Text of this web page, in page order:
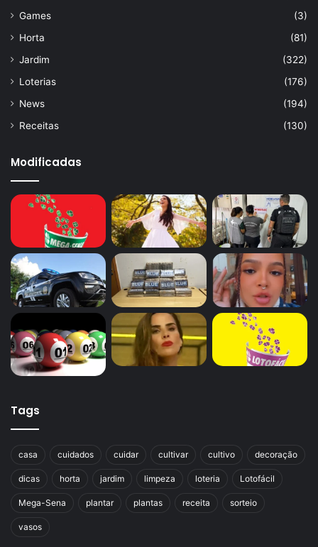
Games
(3)
Horta
(81)
Jardim
(322)
Loterias
(176)
News
(194)
Receitas
(130)
Modificadas
Tags
casa cuidados cuidar cultivar cultivo decoração
dicas horta jardim limpeza loteria Lotofácil
Mega-Sena plantar plantas receita sorteio
vasos